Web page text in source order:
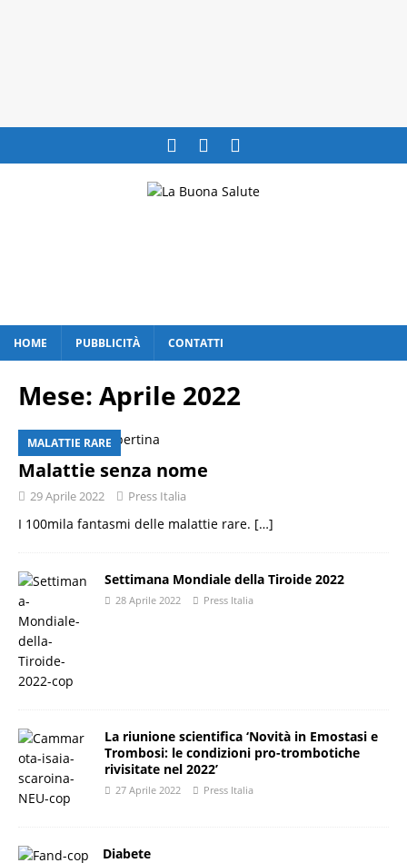
HOME PUBBLICITÀ CONTATTI
Mese: Aprile 2022
MALATTIE RARE
Malattie senza nome
29 Aprile 2022 Press Italia
I 100mila fantasmi delle malattie rare. […]
Settimana Mondiale della Tiroide 2022
28 Aprile 2022 Press Italia
La riunione scientifica ‘Novità in Emostasi e
Trombosi: le condizioni pro-trombotiche
rivisitate nel 2022’
27 Aprile 2022 Press Italia
Diabete